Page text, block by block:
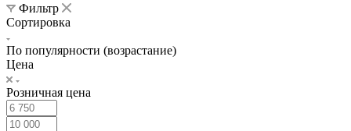
Фильтр
Сортировка
По популярности (возрастание)
Цена
Розничная цена